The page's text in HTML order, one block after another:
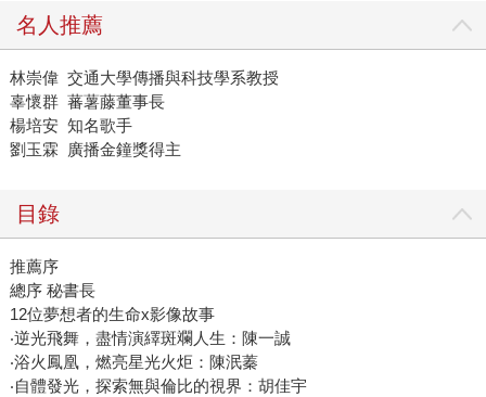
名人推薦
林崇偉 交通大學傳播與科技學系教授
辜懷群 蕃薯藤董事長
楊培安 知名歌手
劉玉霖 廣播金鐘獎得主
目錄
推薦序
總序 秘書長
12位夢想者的生命x影像故事
‧逆光飛舞，盡情演繹斑斕人生：陳一誠
‧浴火鳳凰，燃亮星光火炬：陳泯蓁
‧自體發光，探索無與倫比的視界：胡佳宇